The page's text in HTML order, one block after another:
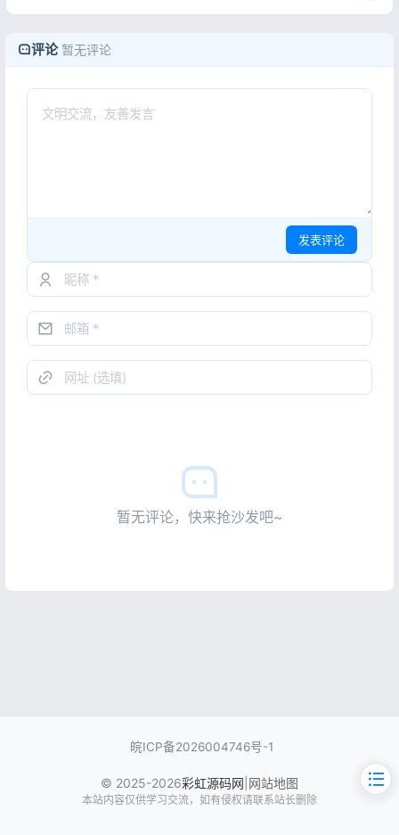
评论 暂无评论
发表评论
暂无评论，快来抢沙发吧~
皖ICP备2026004746号-1
© 2025-2026彩虹源码网 网站地图
本站内容仅供学习交流，如有侵权请联系站长删除